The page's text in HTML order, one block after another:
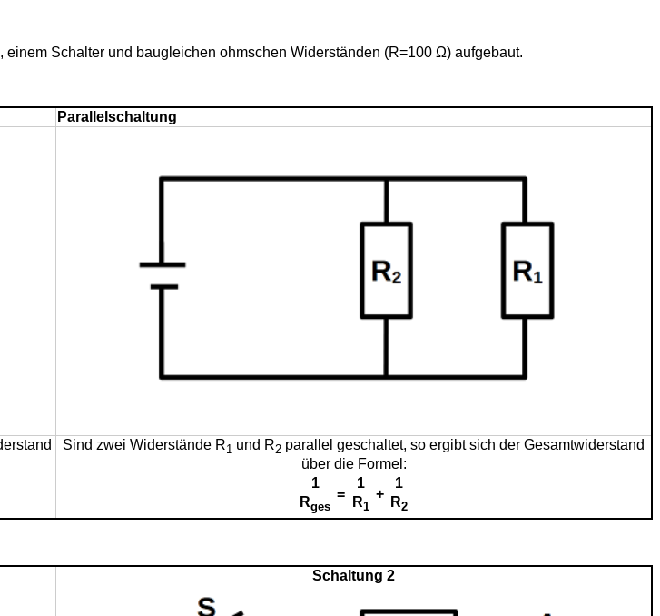
Schalter und baugleichen ohmschen Widerständen (R=100 Ω) aufgebaut.
Parallelschaltung
Sind zwei Widerstände R1 und R2 parallel geschaltet, so ergibt sich der Gesamtwiderstand
über die Formel:
1
Rges
=
1
R1
+
1
R2
Schaltung 2